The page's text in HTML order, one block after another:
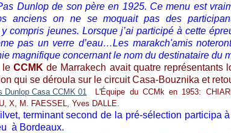
Dunlop de son père en 1925. Ce menu est
anciens on ne se moquait pas des
compris jeunes. Lorsque j’ai participé à cette
pas un verre d’eau…Les marakch'amis
magnifique concernant le nom du destinataire du
le CCMK de Marrakech avait quatre représentants
qui se déroula sur le circuit Casa-Bouznika et
L'Équipe du CCMk en 1953:
X, M. FAESSEL, Yves DALLE.
terminant second de la pré-sélection participa
à Bordeaux.